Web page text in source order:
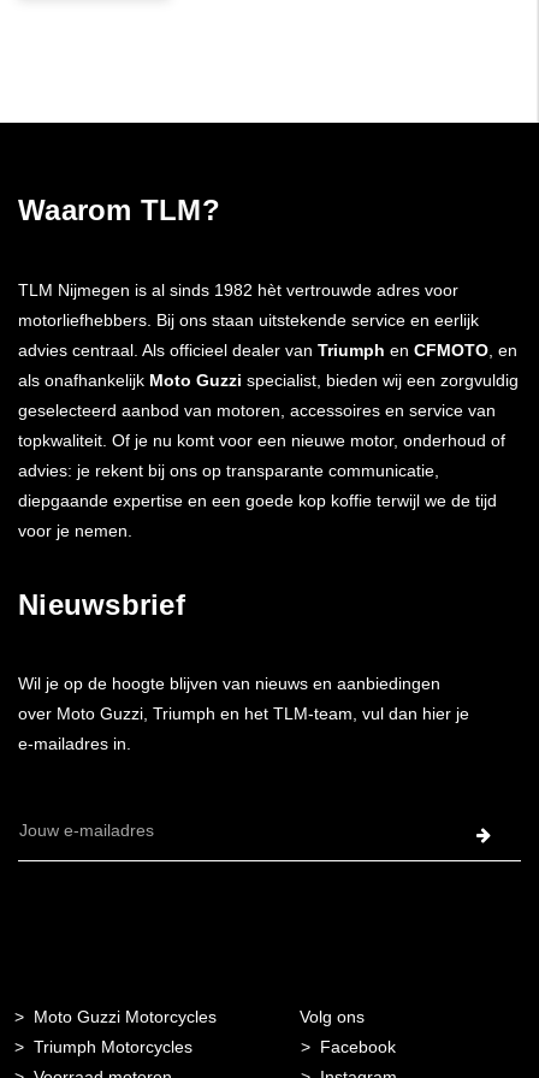
Waarom TLM?
TLM Nijmegen is al sinds 1982 hèt vertrouwde adres voor
motorliefhebbers. Bij ons staan uitstekende service en eerlijk
advies centraal. Als officieel dealer van Triumph en CFMOTO, en
als onafhankelijk Moto Guzzi specialist, bieden wij een zorgvuldig
geselecteerd aanbod van motoren, accessoires en service van
topkwaliteit. Of je nu komt voor een nieuwe motor, onderhoud of
advies: je rekent bij ons op transparante communicatie,
diepgaande expertise en een goede kop koffie terwijl we de tijd
voor je nemen.
Nieuwsbrief
Wil je op de hoogte blijven van nieuws en aanbiedingen
over Moto Guzzi, Triumph en het TLM-team, vul dan hier je
e-mailadres in.
E-
Moto Guzzi Motorcycles
Triumph Motorcycles
Volg ons
Facebook